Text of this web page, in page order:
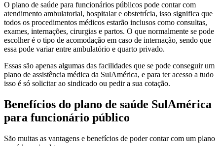
O plano de saúde para funcionários públicos pode contar com
atendimento ambulatorial, hospitalar e obstetrícia, isso significa que
todos os procedimentos médicos estarão inclusos como consultas,
exames, internações, cirurgias e partos. O que normalmente se pode
escolher é o tipo de acomodação em caso de internação, sendo que
essa pode variar entre ambulatório e quarto privado.
Essas são apenas algumas das facilidades que se pode conseguir um
plano de assistência médica da SulAmérica, e para ter acesso a tudo
isso é só solicitar ao sindicado ou pedir a sua cotação.
Benefícios do plano de saúde SulAmérica
para funcionário público
São muitas as vantagens e benefícios de poder contar com um plano